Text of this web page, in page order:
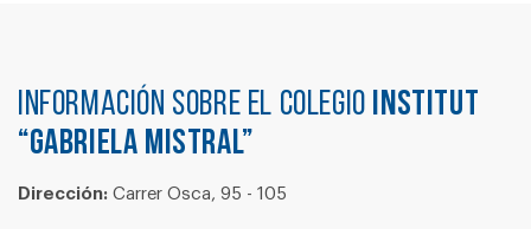
Información sobre el colegio INSTITUT
“GABRIELA MISTRAL”
Dirección: Carrer Osca, 95 - 105